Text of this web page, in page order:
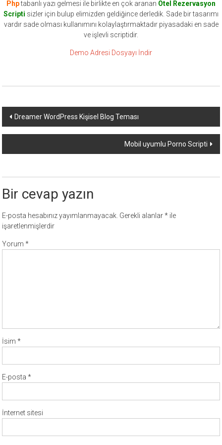
Phptabanlı yazı gelmesi ile birlikte en çok aranan Otel Rezervasyon
Scripti sizler için bulup elimizden geldiğince derledik. Sade bir tasarımı
vardır sade olması kullanımını kolaylaştırmaktadır piyasadaki en sade
ve işlevli scriptidir.
Demo Adresi Dosyayı İndir
Yazı
dolaşımı
Dreamer WordPress Kişisel Blog Teması
Mobil uyumlu Porno Scripti
Bir cevap yazın
E-posta hesabınız yayımlanmayacak. Gerekli alanlar* ile
işaretlenmişlerdir
Yorum*
İsim*
E-posta*
İnternet sitesi